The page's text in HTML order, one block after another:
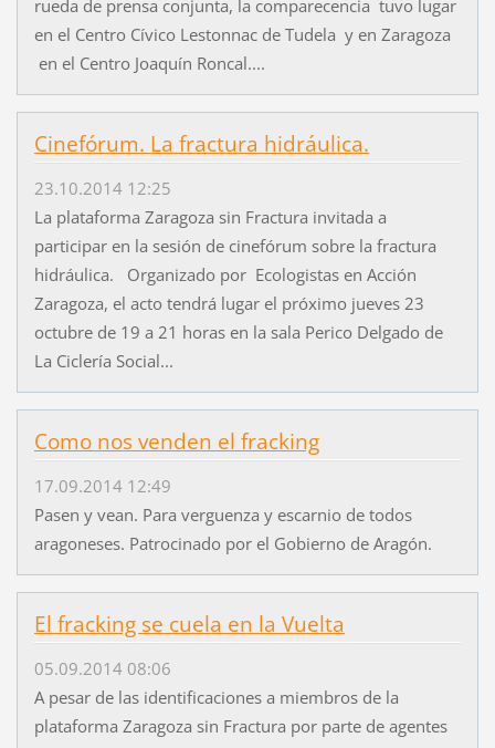
rueda de prensa conjunta, la comparecencia tuvo lugar
en el Centro Cívico Lestonnac de Tudela y en Zaragoza
en el Centro Joaquín Roncal....
Cinefórum. La fractura hidráulica.
23.10.2014 12:25
La plataforma Zaragoza sin Fractura invitada a
participar en la sesión de cinefórum sobre la fractura
hidráulica. Organizado por Ecologistas en Acción
Zaragoza, el acto tendrá lugar el próximo jueves 23
octubre de 19 a 21 horas en la sala Perico Delgado de
La Ciclería Social...
Como nos venden el fracking
17.09.2014 12:49
Pasen y vean. Para verguenza y escarnio de todos
aragoneses. Patrocinado por el Gobierno de Aragón.
El fracking se cuela en la Vuelta
05.09.2014 08:06
A pesar de las identificaciones a miembros de la
plataforma Zaragoza sin Fractura por parte de agentes